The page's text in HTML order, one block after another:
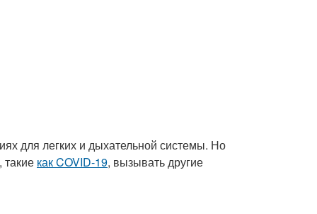
для легких и дыхательной системы. Но
такие как COVID-19, вызывать другие